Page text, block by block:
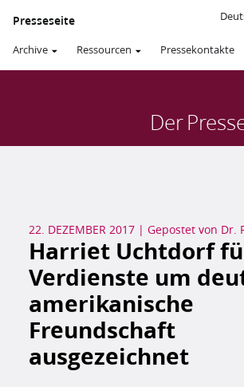
Presseseite
Archive Ressourcen Pressekontakte
Der
22. DEZEMBER 2017| Gepostet von Dr.
Harriet Uchtdorf
Verdienste um
amerikanische
Freundschaft
ausgezeichnet